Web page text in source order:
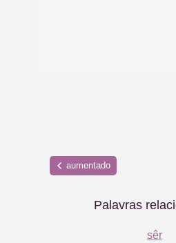
aumentado
Palavras
sêr